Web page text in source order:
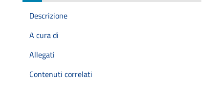
Descrizione
A cura di
Allegati
Contenuti correlati